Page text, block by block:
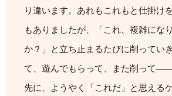
り違います。あれもこれもと仕掛け
もありましたが、「これ、複雑にな
か？」と立ち止まるたびに削ってい
て、遊んでもらって、また削って
先に、ようやく「これだ」と思える